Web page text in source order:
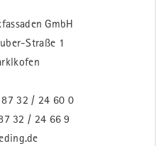
GmbH
Straße 1
87 32 / 24 60 0
32 / 24 66 9